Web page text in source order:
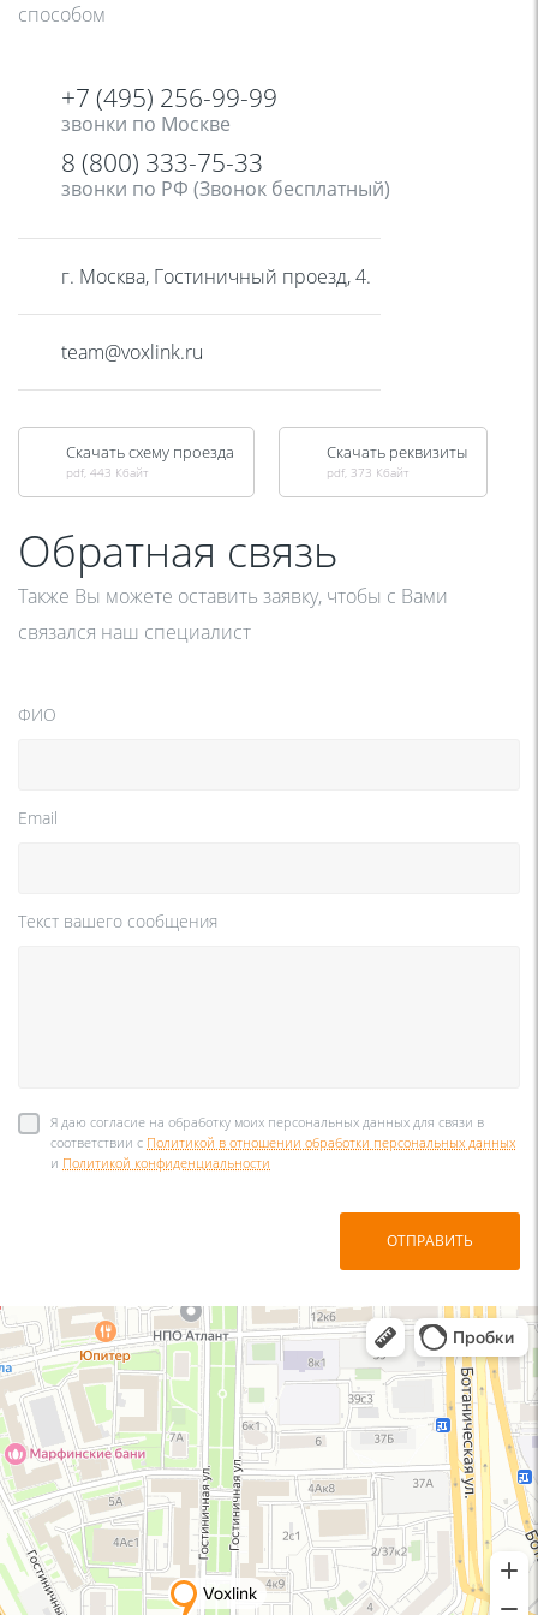
способом
+7 (495) 256-99-99
звонки по Москве
8 (800) 333-75-33
звонки по РФ (Звонок бесплатный)
г. Москва, Гостиничный проезд, 4.
team@voxlink.ru
Скачать схему проезда
pdf, 443 Кбайт
Скачать реквизиты
pdf, 373 Кбайт
Обратная связь
Также Вы можете оставить заявку, чтобы с Вами
связался наш специалист
ФИО
Email
Текст вашего сообщения
Я даю согласие на обработку моих персональных данных для связи в
соответствии с Политикой в отношении обработки персональных данных
и Политикой конфиденциальности
ОТПРАВИТЬ